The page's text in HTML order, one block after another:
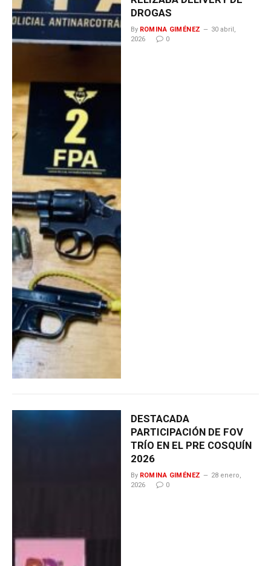
DROGAS
By ROMINA GIMÉNEZ
30 abril,
2026
0
DESTACADA
PARTICIPACIÓN DE FOV
TRÍO EN EL PRE COSQUÍN
2026
By ROMINA GIMÉNEZ
28 enero,
2026
0